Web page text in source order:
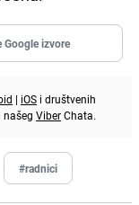
Google izvore
| iOS i društvenih
našeg ViberChata.
#radnici